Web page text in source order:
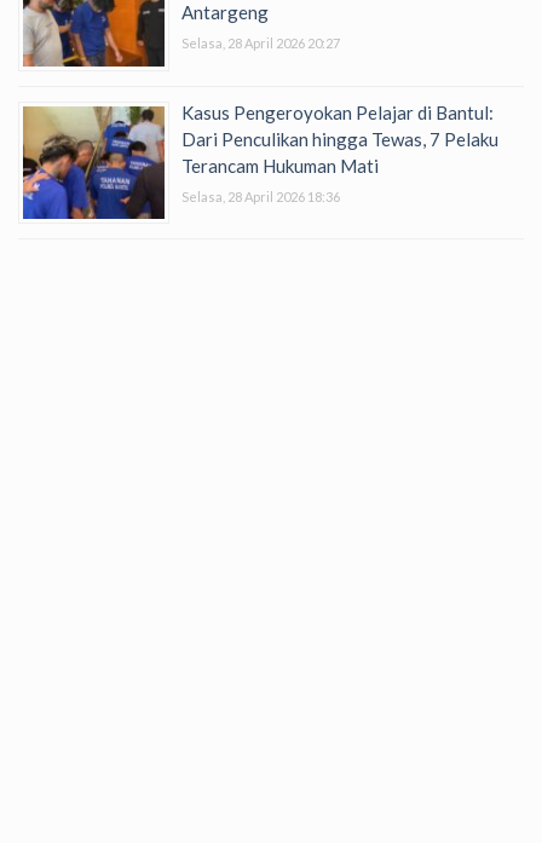
Antargeng
Selasa, 28 April 2026 20:27
Kasus Pengeroyokan Pelajar di Bantul:
Dari Penculikan hingga Tewas, 7 Pelaku
Terancam Hukuman Mati
Selasa, 28 April 2026 18:36